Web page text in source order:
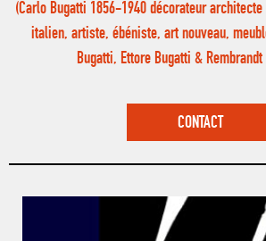
(Carlo Bugatti 1856-1940 décorateur
italien, artiste, ébéniste, art nouveau,
Bugatti, Ettore Bugatti &
CONTACT